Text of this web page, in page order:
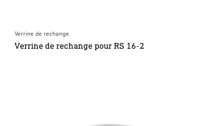
Verrine de rechange
Verrine de rechange pour RS 16-2